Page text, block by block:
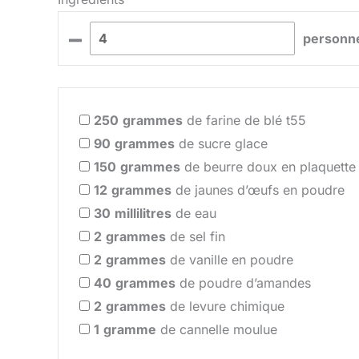
–
250 grammes de farine de blé t55
90 grammes de sucre glace
150 grammes de beurre doux en plaquette
12 grammes de jaunes d’œufs en poudre
30 millilitres de eau
2 grammes de sel fin
2 grammes de vanille en poudre
40 grammes de poudre d’amandes
2 grammes de levure chimique
1 gramme de cannelle moulue